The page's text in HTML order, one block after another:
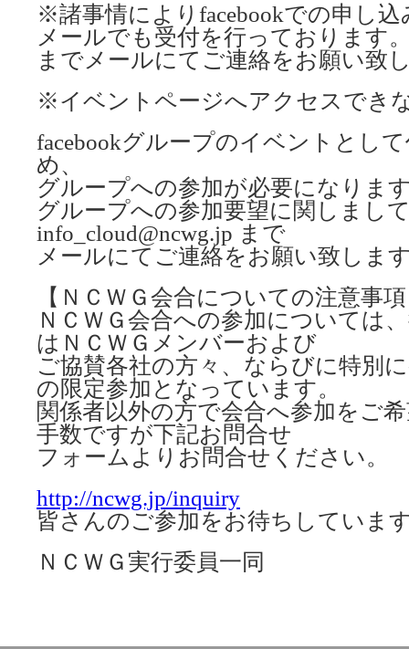
※諸事情によりfacebookでの申し
メールでも受付を行っております
までメールにてご連絡をお願い致
※イベントページへアクセスでき
facebookグループのイベントとし
め、
グループへの参加が必要になりま
グループへの参加要望に関しまし
info_cloud@ncwg.jp まで
メールにてご連絡をお願い致しま
【ＮＣＷＧ会合についての注意事
ＮＣＷＧ会合への参加については
はＮＣＷＧメンバーおよび
ご協賛各社の方々、ならびに特別
の限定参加となっています。
関係者以外の方で会合へ参加をご
手数ですが下記お問合せ
フォームよりお問合せください。
http://ncwg.jp/inquiry
皆さんのご参加をお待ちしていま
ＮＣＷＧ実行委員一同